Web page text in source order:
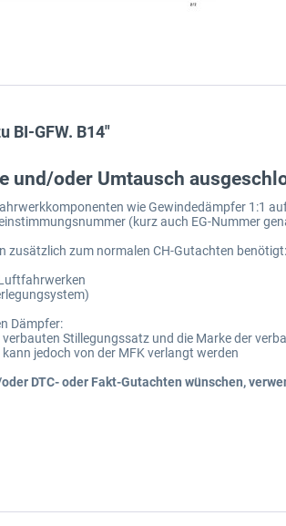
BI-GFW. B14"
und/oder Umtausch
wie Gewindedämpfer 1:1
(kurz auch EG-Nummer
zusätzlich zum normalen CH-Gutachten benötigt:
Dämpfer:
Stillegungssatz und die Marke der
jedoch von der MFK verlangt werden
DTC- oder Fakt-Gutachten wünschen,